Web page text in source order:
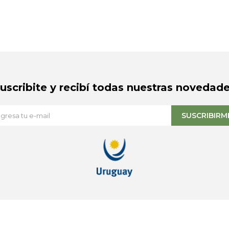
y recibí todas nuestras